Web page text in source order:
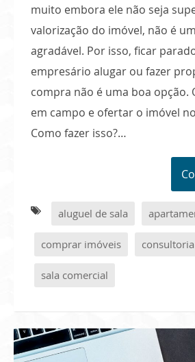
muito embora ele não seja
valorização do imóvel, não é
agradável. Por isso, ficar
empresário alugar ou fazer
compra não é uma boa opção.
em campo e ofertar o imóvel
Como fazer isso?…
aluguel de sala
comprar imóveis
sala comercial